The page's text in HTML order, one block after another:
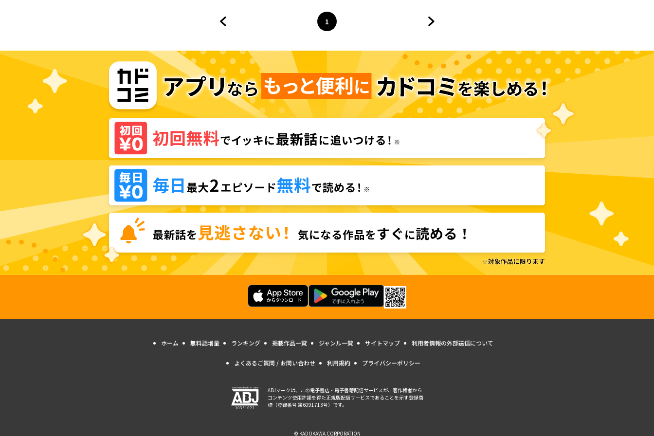
けなのに～
ページ
1
へ
ホーム 無料話増量 ランキング 掲載作品一覧 ジャンル一覧 サイトマップ 利用者情報の外部送信について
よくあるご質問 / お問い合わせ 利用規約 プライバシーポリシー
ABJマークは、この電子書店・電子書籍配信サービスが、著作権者から
コンテンツ使用許諾を得た正規版配信サービスであることを示す登録商
標（登録番号 第6091713号）です。
© KADOKAWA CORPORATION